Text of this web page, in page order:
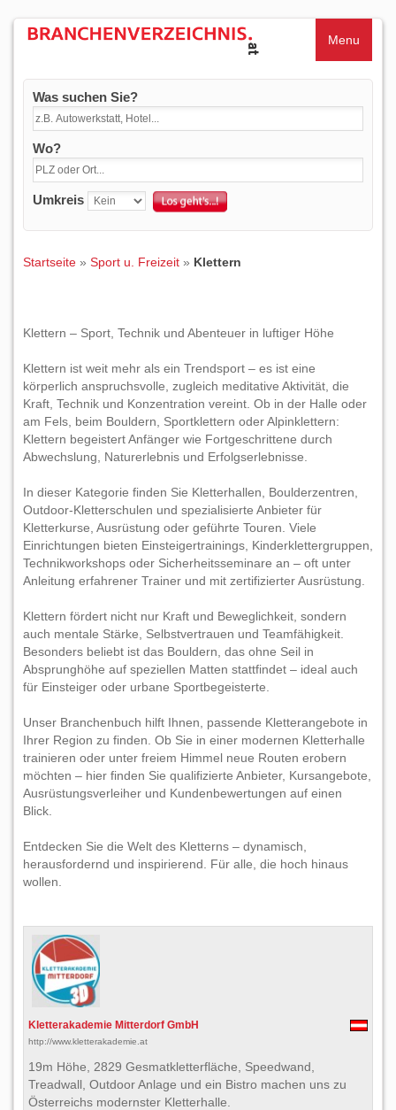
Menu
Was suchen Sie?
Wo?
Umkreis
Startseite » Sport u. Freizeit » Klettern
Klettern – Sport, Technik und Abenteuer in luftiger Höhe
Klettern ist weit mehr als ein Trendsport – es ist eine
körperlich anspruchsvolle, zugleich meditative Aktivität, die
Kraft, Technik und Konzentration vereint. Ob in der Halle oder
am Fels, beim Bouldern, Sportklettern oder Alpinklettern:
Klettern begeistert Anfänger wie Fortgeschrittene durch
Abwechslung, Naturerlebnis und Erfolgserlebnisse.
In dieser Kategorie finden Sie Kletterhallen, Boulderzentren,
Outdoor-Kletterschulen und spezialisierte Anbieter für
Kletterkurse, Ausrüstung oder geführte Touren. Viele
Einrichtungen bieten Einsteigertrainings, Kinderklettergruppen,
Technikworkshops oder Sicherheitsseminare an – oft unter
Anleitung erfahrener Trainer und mit zertifizierter Ausrüstung.
Klettern fördert nicht nur Kraft und Beweglichkeit, sondern
auch mentale Stärke, Selbstvertrauen und Teamfähigkeit.
Besonders beliebt ist das Bouldern, das ohne Seil in
Absprunghöhe auf speziellen Matten stattfindet – ideal auch
für Einsteiger oder urbane Sportbegeisterte.
Unser Branchenbuch hilft Ihnen, passende Kletterangebote in
Ihrer Region zu finden. Ob Sie in einer modernen Kletterhalle
trainieren oder unter freiem Himmel neue Routen erobern
möchten – hier finden Sie qualifizierte Anbieter, Kursangebote,
Ausrüstungsverleiher und Kundenbewertungen auf einen
Blick.
Entdecken Sie die Welt des Kletterns – dynamisch,
herausfordernd und inspirierend. Für alle, die hoch hinaus
wollen.
Kletterakademie Mitterdorf GmbH
http://www.kletterakademie.at
19m Höhe, 2829 Gesmatkletterfläche, Speedwand,
Treadwall, Outdoor Anlage und ein Bistro machen uns zu
Österreichs modernster Kletterhalle.